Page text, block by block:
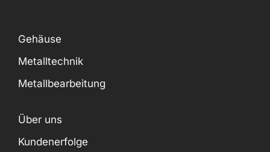
Gehäuse
Metalltechnik
Metallbearbeitung
Über uns
Kundenerfolge